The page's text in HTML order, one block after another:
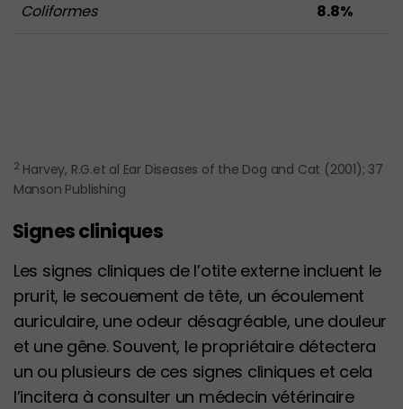
Coliformes 8.8%
2 Harvey, R.G.et al Ear Diseases of the Dog and Cat (2001); 37
Manson Publishing
Signes cliniques
Les signes cliniques de l’otite externe incluent le
prurit, le secouement de tête, un écoulement
auriculaire, une odeur désagréable, une douleur
et une gêne. Souvent, le propriétaire détectera
un ou plusieurs de ces signes cliniques et cela
l’incitera à consulter un médecin vétérinaire